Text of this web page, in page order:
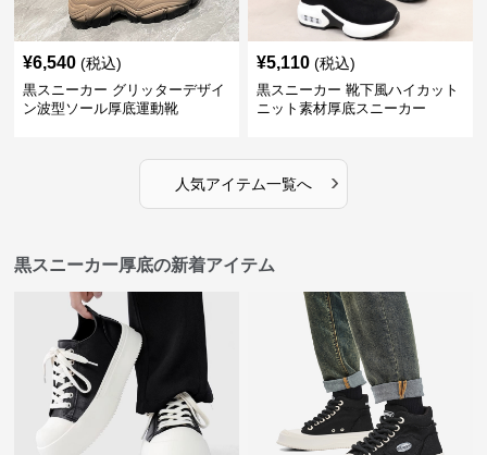
¥6,540 (税込)
黒スニーカー グリッターデザイ
ン波型ソール厚底運動靴
¥5,110 (税込)
黒スニーカー 靴下風ハイカット
ニット素材厚底スニーカー
人気アイテム一覧へ ›
黒スニーカー厚底の新着アイテム